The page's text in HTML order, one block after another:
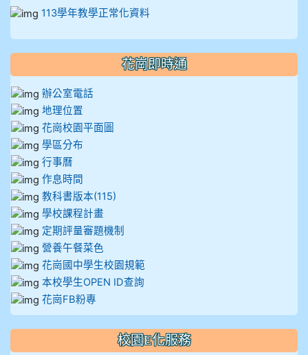
113學年教學正常化資料
花崗即時通
辦公室電話
地理位置
花崗校園平面圖
學區分布
行事曆
作息時間
教科書版本(115)
學校課程計畫
定期評量審題機制
營養午餐菜色
花崗國中學生校園規範
本校學生OPEN ID查詢
花崗FB粉專
校園E化服務